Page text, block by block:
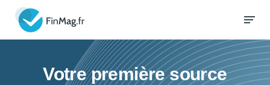
Votre première source